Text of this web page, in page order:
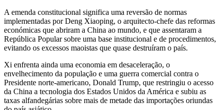
A emenda constitucional significa uma reversão de normas
implementadas por Deng Xiaoping, o arquitecto-chefe das reformas
económicas que abriram a China ao mundo, e que assentaram a
República Popular sobre uma base institucional e de procedimentos,
evitando os excessos maoistas que quase destruíram o país.
Xi enfrenta ainda uma economia em desaceleração, o
envelhecimento da população e uma guerra comercial contra o
Presidente norte-americano, Donald Trump, que restringiu o acesso
da China a tecnologia dos Estados Unidos da América e subiu as
taxas alfandegárias sobre mais de metade das importações oriundas